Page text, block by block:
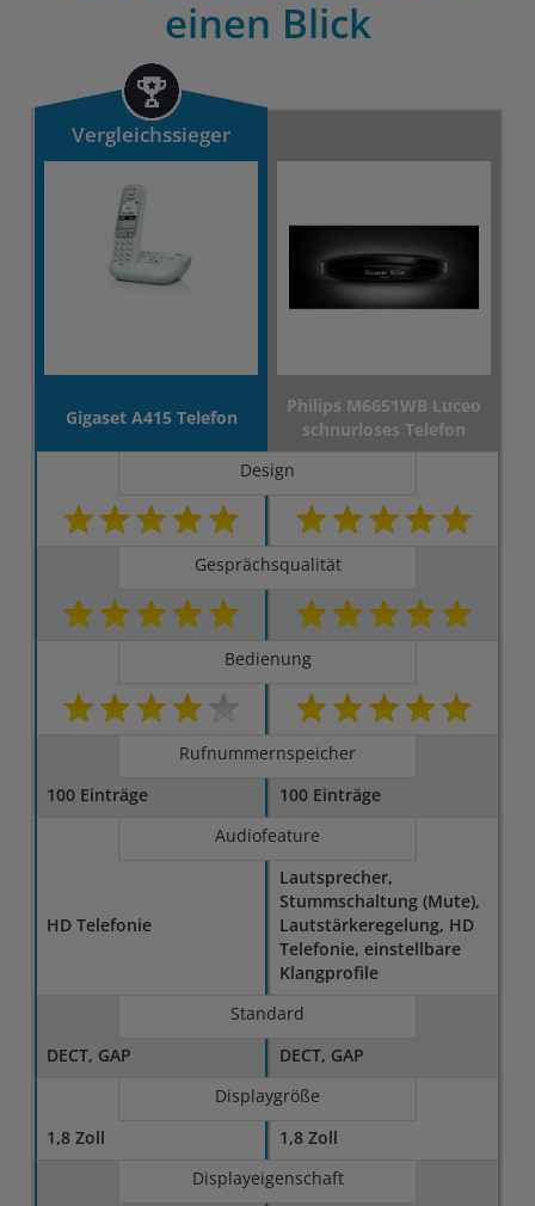
einen Blick
Vergleichssieger
Gigaset A415 Telefon
Philips M6651WB Luceo
schnurloses Telefon
Design
Gesprächsqualität
Bedienung
Rufnummernspeicher
100 Einträge
100 Einträge
Audiofeature
HD Telefonie
Lautsprecher,
Stummschaltung (Mute),
Lautstärkeregelung, HD
Telefonie, einstellbare
Klangprofile
Standard
DECT, GAP
DECT, GAP
Displaygröße
1,8 Zoll
1,8 Zoll
Displayeigenschaft